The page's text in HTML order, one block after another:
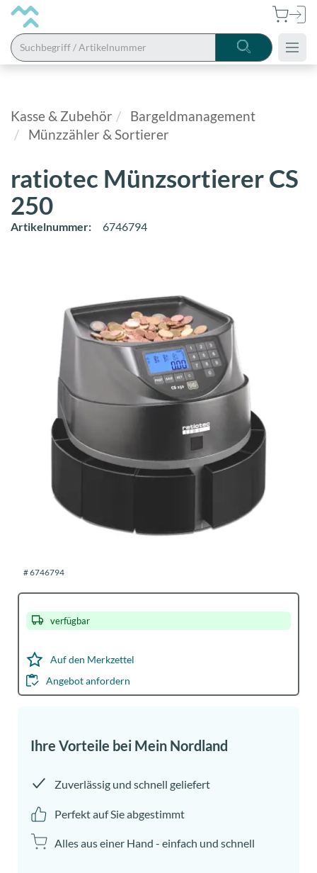
Bistro
Hygiene
&
Reinigung
& Service
Kasse &
Zubehör
Office-
Artikel
Aktionen
Neuheiten
Shop-
Einstellungen
&
Hilfe
MeinNORDLAND
Jobs
Anmelden
Kasse & Zubehör
Bargeldmanagement
Münzzähler & Sortierer
ratiotec Münzsortierer CS
250
Artikelnummer: 6746794
#6746794
verfügbar
Auf den Merkzettel
Angebot anfordern
Ihre Vorteile bei Mein Nordland
Zuverlässig und schnell geliefert
Perfekt auf Sie abgestimmt
Alles aus einer Hand - einfach und schnell